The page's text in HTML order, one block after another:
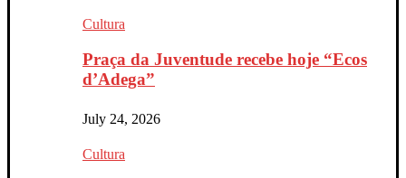
Cultura
Praça da Juventude recebe hoje “Ecos
d’Adega”
July 24, 2026
Cultura